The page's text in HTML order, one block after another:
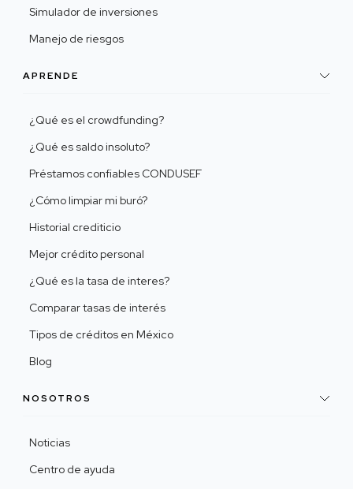
Simulador de inversiones
Manejo de riesgos
APRENDE
¿Qué es el crowdfunding?
¿Qué es saldo insoluto?
Préstamos confiables CONDUSEF
¿Cómo limpiar mi buró?
Historial crediticio
Mejor crédito personal
¿Qué es la tasa de interes?
Comparar tasas de interés
Tipos de créditos en México
Blog
NOSOTROS
Noticias
Centro de ayuda